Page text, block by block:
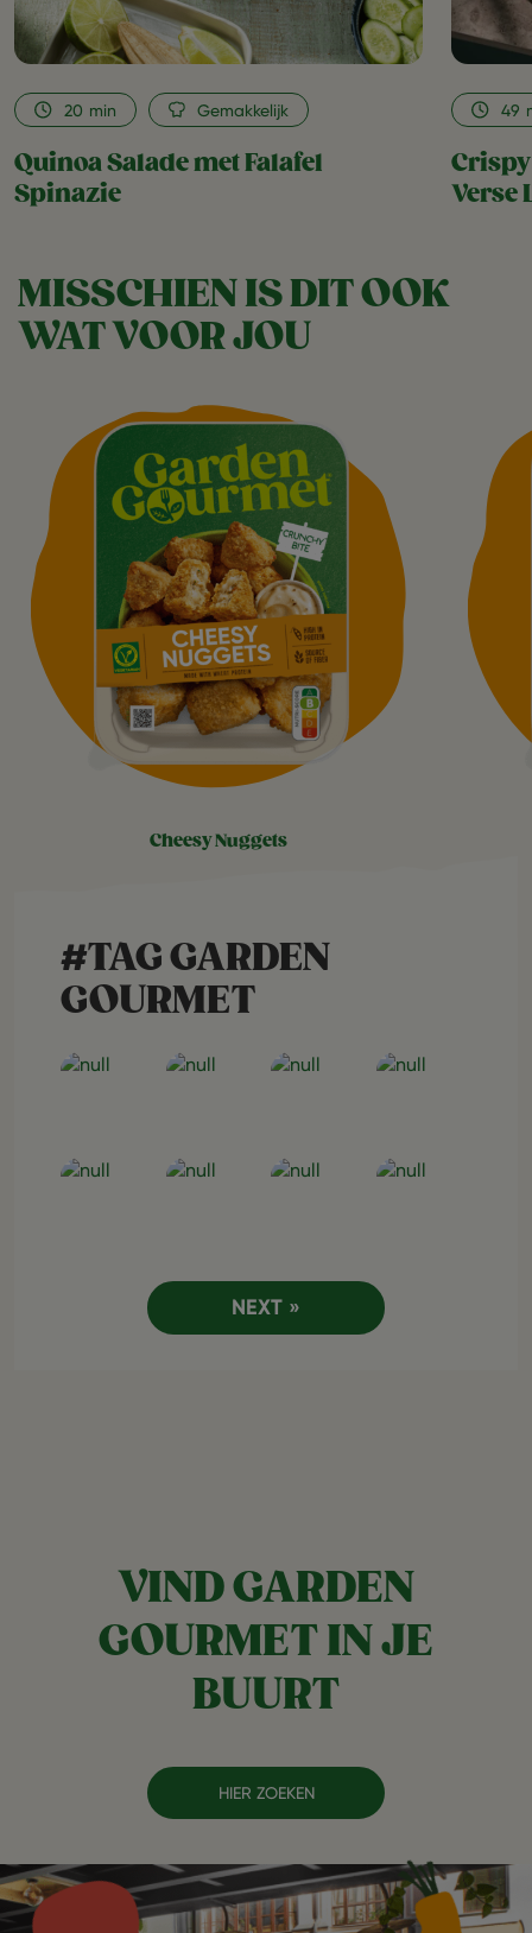
Quinoa Salade met Falafel
Spinazie
20 min Gemakkelijk
Verse
49
MISSCHIEN IS DIT OOK
WAT VOOR JOU
cheesy nuggets
#TAG GARDEN
GOURMET
Open post Open post Open post Open post
Open post Open post Open post Open post
NEXT »
VIND GARDEN
GOURMET IN JE
BUURT
HIER ZOEKEN